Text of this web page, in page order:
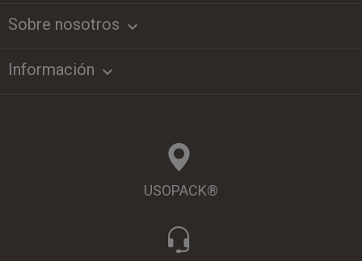
Sobre nosotros keyboard_arrow_down
Información 
USOPACK®